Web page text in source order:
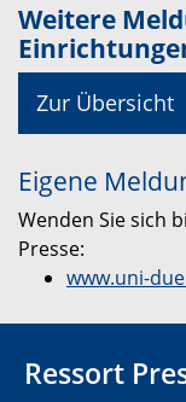
Weitere
Zur Übersicht
Eigene
Wenden Sie sich
Presse:
www.uni-
Ressort